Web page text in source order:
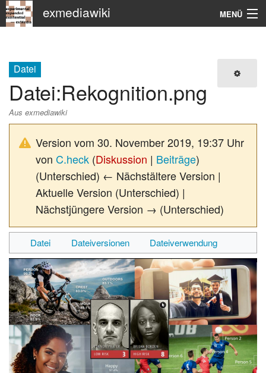
exmediawiki MENÜ
KHM
Suche
Datei
Datei:Rekognition.png
Aus exmediawiki
Version vom 30. November 2019, 19:37 Uhr
von C.heck (Diskussion | Beiträge)
(Unterschied) ← Nächstältere Version |
Aktuelle Version (Unterschied) |
Nächstjüngere Version → (Unterschied)
Datei Dateiversionen Dateiverwendung